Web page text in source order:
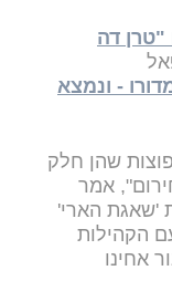
דה
- ונמצא
שהן חלק
אמר
'שאגת הארי'
הקהילות
אחינו